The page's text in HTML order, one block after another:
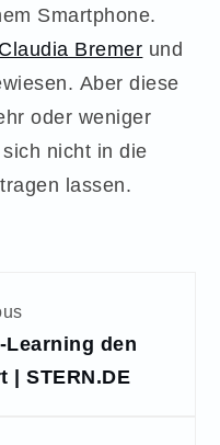
Smartphone.
Claudia Bremer und
Aber diese
oder weniger
nicht in die
lassen.
Learning den
| STERN.DE